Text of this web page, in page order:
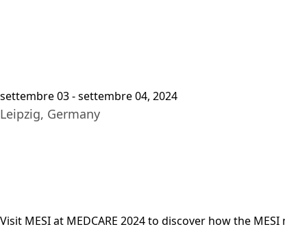
settembre 03 - settembre 04, 2024
Leipzig, Germany
Visit MESI at MEDCARE 2024 to discover how the